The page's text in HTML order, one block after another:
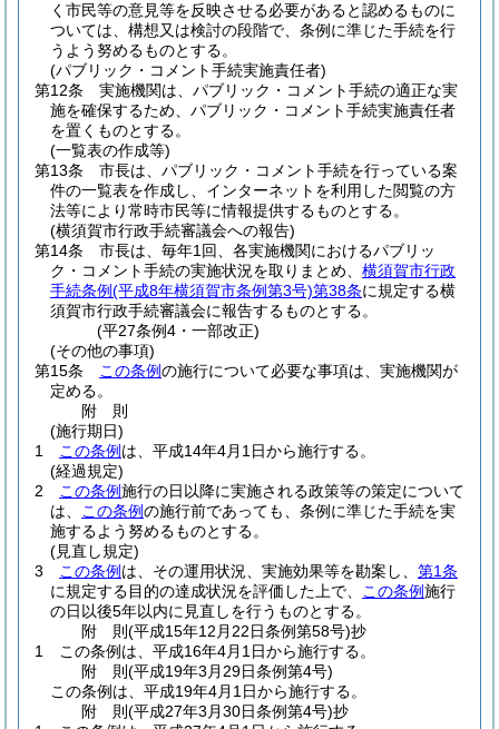
く市民等の意見等を反映させる必要があると認めるものに
ついては、構想又は検討の段階で、条例に準じた手続を行
うよう努めるものとする。
(パブリック・コメント手続実施責任者)
第12条
実施機関は、パブリック・コメント手続の適正な実
施を確保するため、パブリック・コメント手続実施責任者
を置くものとする。
(一覧表の作成等)
第13条
市長は、パブリック・コメント手続を行っている案
件の一覧表を作成し、インターネットを利用した閲覧の方
法等により常時市民等に情報提供するものとする。
(横須賀市行政手続審議会への報告)
第14条
市長は、毎年1回、各実施機関におけるパブリッ
ク・コメント手続の実施状況を取りまとめ、 横須賀市行政
手続条例(平成8年横須賀市条例第3号)第38条に規定する横
須賀市行政手続審議会に報告するものとする。
(平27条例4・一部改正)
(その他の事項)
第15条
この条例の施行について必要な事項は、実施機関が
定める。
附 則
(施行期日)
1
この条例 は、平成14年4月1日から施行する。
(経過規定)
2
この条例施行の日以降に実施される政策等の策定について
は、
この条例の施行前であっても、条例に準じた手続を実
施するよう努めるものとする。
(見直し規定)
3
この条例 は、その運用状況、実施効果等を勘案し、 第1条
に規定する目的の達成状況を評価した上で、
この条例施行
の日以後5年以内に見直しを行うものとする。
附 則(平成15年12月22日条例第58号)抄
1
この条例は、平成16年4月1日から施行する。
附 則(平成19年3月29日条例第4号)
この条例は、平成19年4月1日から施行する。
附 則(平成27年3月30日条例第4号)抄